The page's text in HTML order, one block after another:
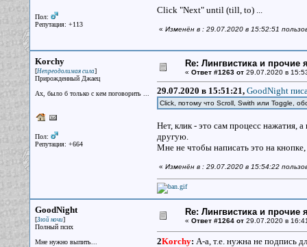
Пол:
Репутация: +113
Click "Next" until (till, to) ...
« Изменён в : 29.07.2020 в 15:52:51
Korchy
[Непреодолимая сила]
Прирожденный Джаец
Ах, было б только с кем поговорить ...
Пол:
Репутация: +664
Re: Лингвистика и прочие
« Ответ #1263 от29.07.2020 в
29.07.2020 в 15:51:21, GoodNight
Click, потому что Scroll, Swith или Toggle,
Нет, клик - это сам процесс нажатия,
другую.
Мне не чтобы написать это на
« Изменён в : 29.07.2020 в 15:54:22
GoodNight
[Злой ночи]
Полный псих
Мне нужно выпить...
Re: Лингвистика и прочие
« Ответ #1264 от29.07.2020 в
2Korchy: А-а, т.е. нужна не подпись